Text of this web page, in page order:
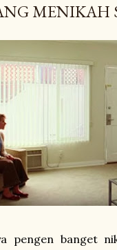
MENIKAH
pengen banget